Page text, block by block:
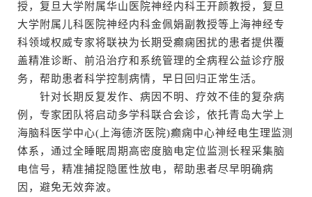
授，复旦大学附属华山医院神经内科王开颜教授，复旦
大学附属儿科医院神经内科金佩娟副教授等上海神经专
科领域权威专家将联袂为长期受癫痫困扰的患者提供覆
盖精准诊断、前沿治疗和系统管理的全病程公益诊疗服
务，帮助患者科学控制病情，早日回归正常生活。
针对长期反复发作、病因不明、疗效不佳的复杂病
例，专家团队将启动多学科联合会诊，依托青岛大学上
海脑科医学中心(上海德济医院)癫痫中心神经电生理监测
体系，通过全睡眠周期高密度脑电定位监测长程采集脑
电信号，精准捕捉隐匿性放电，帮助患者尽早明确病
因，避免无效奔波。